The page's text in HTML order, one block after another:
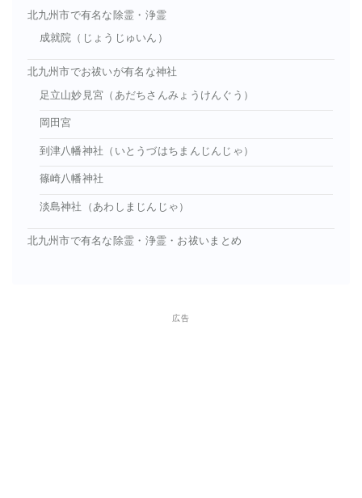
北九州市で有名な除霊・浄霊
成就院（じょうじゅいん）
北九州市でお祓いが有名な神社
足立山妙見宮（あだちさんみょうけんぐう）
岡田宮
到津八幡神社（いとうづはちまんじんじゃ）
篠崎八幡神社
淡島神社（あわしまじんじゃ）
北九州市で有名な除霊・浄霊・お祓いまとめ
広告